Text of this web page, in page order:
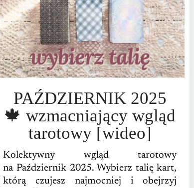
PAŹDZIERNIK 2025
🍁 wzmacniający wgląd
tarotowy [wideo]
Kolektywny wgląd tarotowy
na Październik 2025. Wybierz talię kart,
którą czujesz najmocniej i obejrzyj